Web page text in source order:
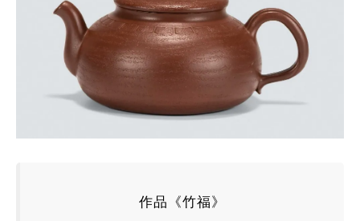
作品《竹福》